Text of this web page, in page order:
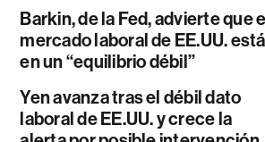
Barkin, de la Fed, advierte que
mercado laboral de EE.UU. está
en un “equilibrio débil”
Yen avanza tras el débil dato
laboral de EE.UU. y crece la